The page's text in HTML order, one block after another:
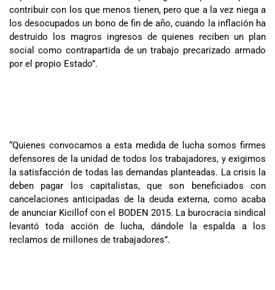
contribuir con los que menos tienen, pero que a la vez niega a
los desocupados un bono de fin de año, cuando la inflación ha
destruido los magros ingresos de quienes reciben un plan
social como contrapartida de un trabajo precarizado armado
por el propio Estado”.
“Quienes convocamos a esta medida de lucha somos firmes
defensores de la unidad de todos los trabajadores, y exigimos
la satisfacción de todas las demandas planteadas. La crisis la
deben pagar los capitalistas, que son beneficiados con
cancelaciones anticipadas de la deuda externa, como acaba
de anunciar Kicillof con el BODEN 2015. La burocracia sindical
levantó toda acción de lucha, dándole la espalda a los
reclamos de millones de trabajadores”.